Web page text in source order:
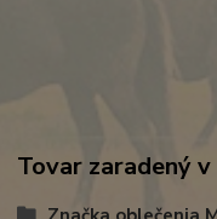
Tovar zaradený